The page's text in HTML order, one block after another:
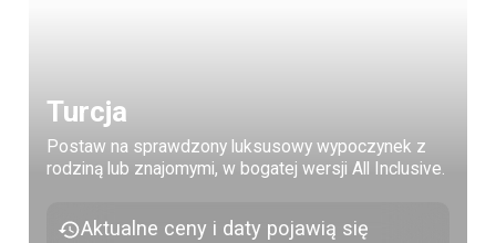
Turcja
Postaw na sprawdzony luksusowy wypoczynek z
rodziną lub znajomymi, w bogatej wersji All Inclusive.
Aktualne ceny i daty pojawią się